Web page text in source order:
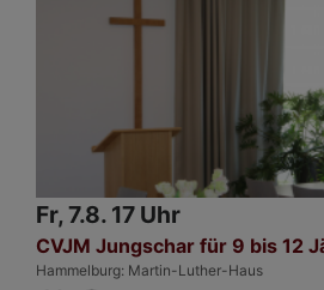
Fr, 7.8. 17 Uhr
CVJM Jungschar für 9 bis 12
Hammelburg Martin-Luther-Haus